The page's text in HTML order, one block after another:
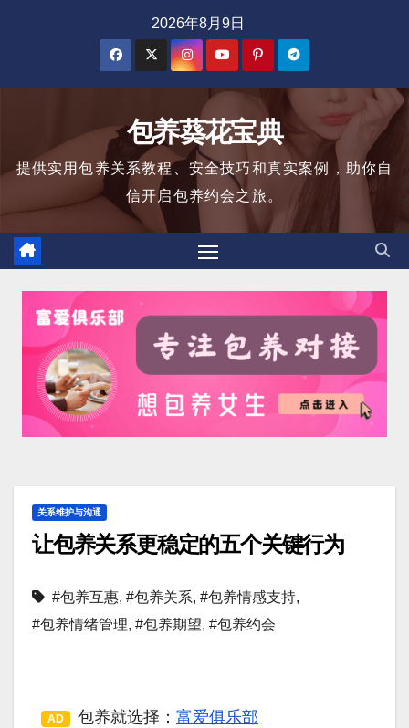
2026年8月9日
包养葵花宝典
提供实用包养关系教程、安全技巧和真实案例，助你自
信开启包养约会之旅。
关系维护与沟通
让包养关系更稳定的五个关键行为
#包养互惠, #包养关系, #包养情感支持,
#包养情绪管理, #包养期望, #包养约会
AD 包养就选择： 富爱俱乐部